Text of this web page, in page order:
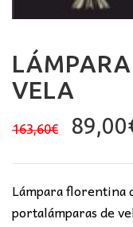
VELA
163,60€
El
era:
89,00
Lámpara florentina
portalámparas de